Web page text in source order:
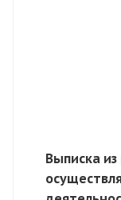
Выписка